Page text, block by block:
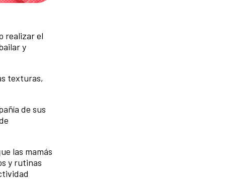
realizar el
y
texturas,
de sus
las mamás
y rutinas